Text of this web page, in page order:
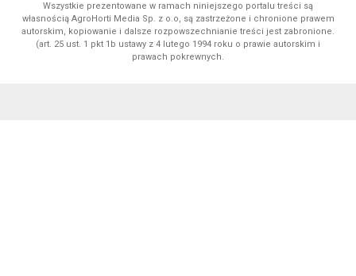
Wszystkie prezentowane w ramach niniejszego portalu treści są
własnością AgroHorti Media Sp. z o.o, są zastrzeżone i chronione prawem
autorskim, kopiowanie i dalsze rozpowszechnianie treści jest zabronione.
(art. 25 ust. 1 pkt 1b ustawy z 4 lutego 1994 roku o prawie autorskim i
prawach pokrewnych.